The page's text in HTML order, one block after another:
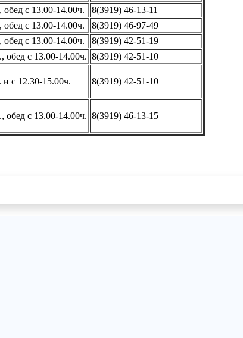
обед с 13.00-14.00ч.
8(3919) 46-13-11
обед с 13.00-14.00ч.
8(3919) 46-97-49
обед с 13.00-14.00ч.
8(3919) 42-51-19
обед с 13.00-14.00ч. 8(3919) 42-51-10
и с 12.30-15.00ч. 8(3919) 42-51-10
обед с 13.00-14.00ч. 8(3919) 46-13-15